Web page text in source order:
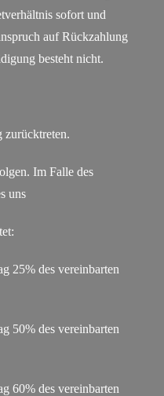
sofort und
auf Rückzahlung
besteht nicht.
zurücktreten.
Im Falle des
uns
25% des vereinbarten
50% des vereinbarten
60% des vereinbarten